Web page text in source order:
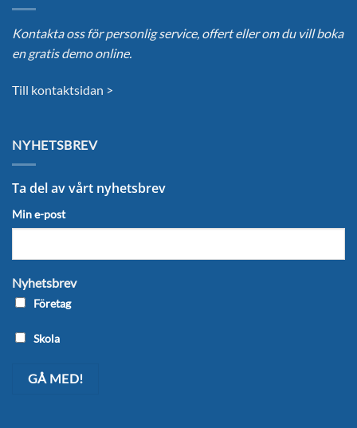
Kontakta oss för personlig service, offert eller om du vill boka
en gratis demo online.
Till kontaktsidan >
NYHETSBREV
Ta del av vårt nyhetsbrev
Min e-post
Nyhetsbrev
Företag
Skola